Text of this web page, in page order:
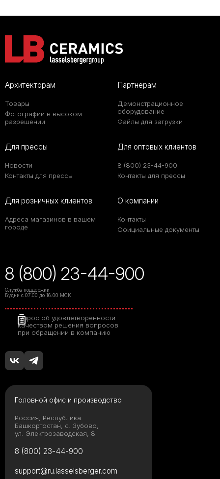
Архитекторам
Товары
Фотографии в высоком
разрешении
Партнерам
Демонстрационное
оборудование
Файлы для загрузки
Для прессы
Новости
Контакты для прессы
Для оптовых клиентов
8 (800) 23-44-900
Контакты для прессы
Для розничных клиентов
Адреса магазинов в вашем
городе
О компании
Контакты
Официальные документы
8 (800) 23-44-900
Служба поддержки
Будни с 07:00 до 16:00 МСК
Опрос об удовлетворенности
качеством решения вопросов
при обращении в компанию
Головной офис и производство
Россия, Республика
Башкортостан, с. Зубово,
ул. Электрозаводская, 8
8 (800) 23-44-900
support@ru.lasselsberger.com